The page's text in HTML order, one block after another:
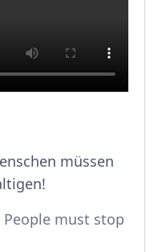
müssen
must stop